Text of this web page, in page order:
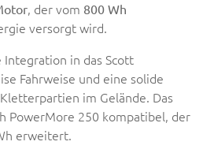
, der vom 800 Wh
versorgt wird.
in das Scott
Fahrweise und eine solide
im Gelände. Das
PowerMore 250 kompatibel, der
erweitert.